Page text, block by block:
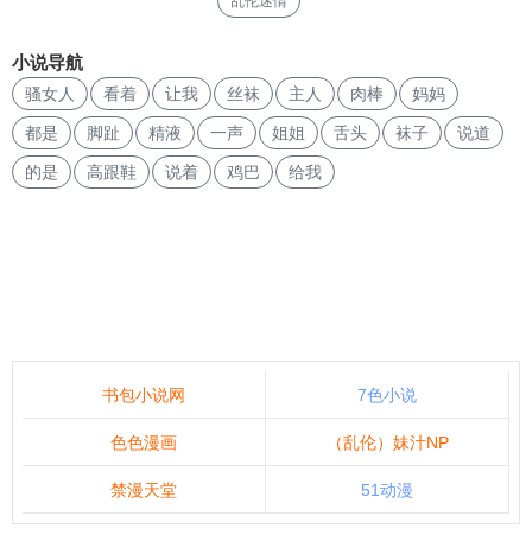
小说导航
骚女人 看着 让我 丝袜 主人 肉棒 妈妈
都是 脚趾 精液 一声 姐姐 舌头 袜子 说道
的是 高跟鞋 说着 鸡巴 给我
书包小说网 7色小说
色色漫画 （乱伦）妹汁NP
禁漫天堂 51动漫